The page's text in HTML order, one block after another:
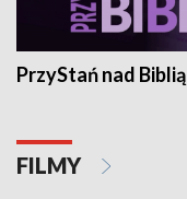
PrzyStań nad Biblią
FILMY